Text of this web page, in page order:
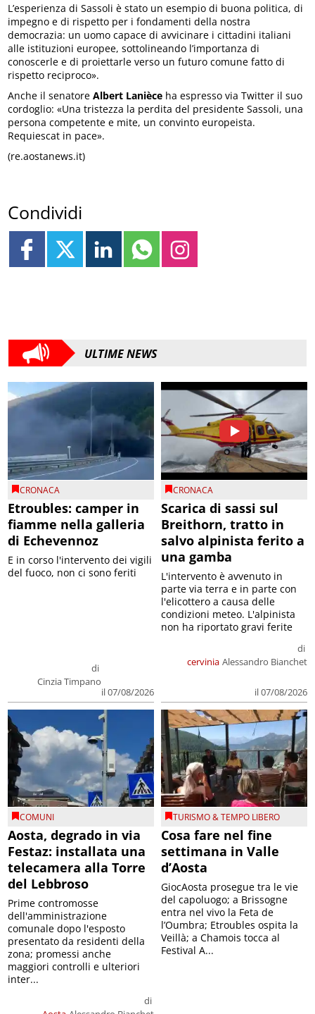
L’esperienza di Sassoli è stato un esempio di buona politica, di
impegno e di rispetto per i fondamenti della nostra
democrazia: un uomo capace di avvicinare i cittadini italiani
alle istituzioni europee, sottolineando l’importanza di
conoscerle e di proiettarle verso un futuro comune fatto di
rispetto reciproco».
Anche il senatoreAlbert Lanièce ha espresso via Twitter il suo
cordoglio: «Una tristezza la perdita del presidente Sassoli, una
persona competente e mite, un convinto europeista.
Requiescat in pace».
(re.aostanews.it)
Condividi
ULTIME NEWS
CRONACA
Etroubles: camper in
fiamme nella galleria
di Echevennoz
di
Cinzia Timpano
il 07/08/2026
E in corso l'intervento dei vigili
del fuoco, non ci sono feriti
CRONACA
Scarica di sassi sul
Breithorn, tratto in
salvo alpinista ferito a
una gamba
cervinia
di
Alessandro Bianchet
il 07/08/2026
L'intervento è avvenuto in
parte via terra e in parte con
l'elicottero a causa delle
condizioni meteo. L'alpinista
non ha riportato gravi ferite
COMUNI
Aosta, degrado in via
Festaz: installata una
telecamera alla Torre
del Lebbroso
di
Prime contromosse
dell'amministrazione
comunale dopo l'esposto
presentato da residenti della
zona; promessi anche
maggiori controlli e ulteriori
inter...
TURISMO & TEMPO LIBERO
Cosa fare nel fine
settimana in Valle
d’Aosta
GiocAosta prosegue tra le vie
del capoluogo; a Brissogne
entra nel vivo la Feta de
l’Oumbra; Etroubles ospita la
Veillà; a Chamois tocca al
Festival A...